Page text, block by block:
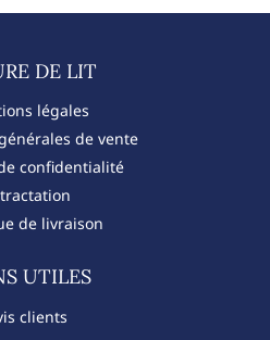
DE LIT​
légales
de vente
confidentialité
de livraison
UTILES
clients